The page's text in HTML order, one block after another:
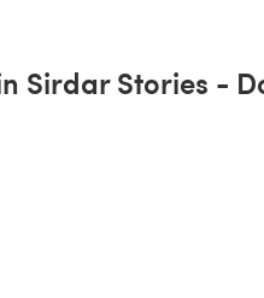
Sirdar Stories -